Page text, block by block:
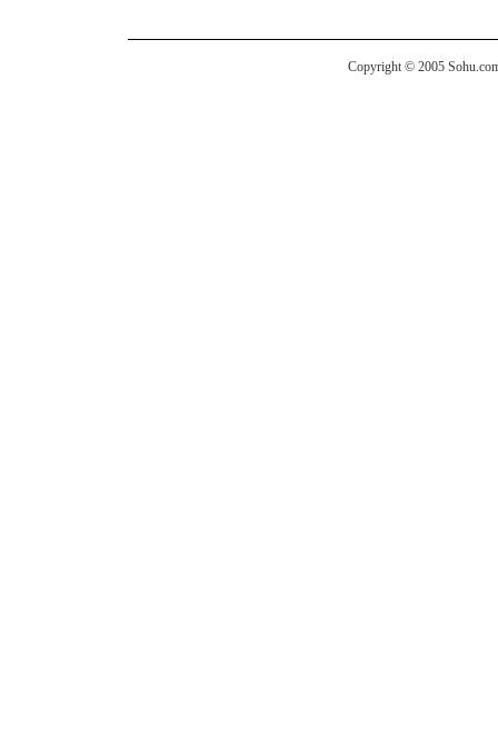
Copyright © 2005